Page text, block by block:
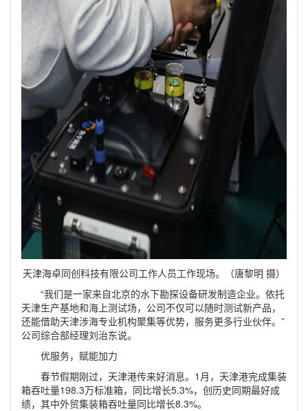
天津海卓同创科技有限公司工作人员工作现场。（唐黎明 摄）
“我们是一家来自北京的水下勘探设备研发制造企业。依托
天津生产基地和海上测试场，公司不仅可以随时测试新产品，
还能借助天津涉海专业机构聚集等优势，服务更多行业伙伴。”
公司综合部经理刘治东说。
优服务，赋能加力
春节假期刚过，天津港传来好消息。1月，天津港完成集装
箱吞吐量198.3万标准箱，同比增长5.3%，创历史同期最好成
绩，其中外贸集装箱吞吐量同比增长8.3%。